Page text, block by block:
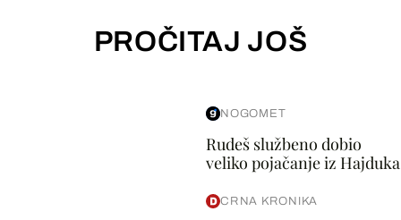
PROČITAJ JOŠ
NOGOMET
Rudeš službeno dobio
veliko pojačanje iz Hajduka
CRNA KRONIKA